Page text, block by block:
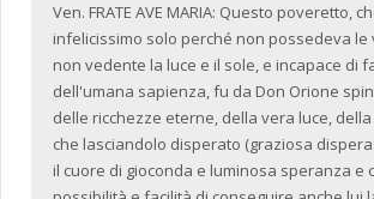
Ven. FRATE AVE MARIA: Questo poveretto,
infelicissimo solo perché non possedeva le
non vedente la luce e il sole, e incapace di
dell'umana sapienza, fu da Don Orione
delle ricchezze eterne, della vera luce,
che lasciandolo disperato (graziosa
il cuore di gioconda e luminosa speranza e